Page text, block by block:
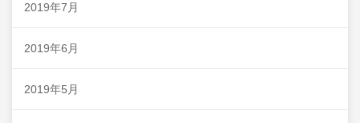
2019年7月
2019年6月
2019年5月